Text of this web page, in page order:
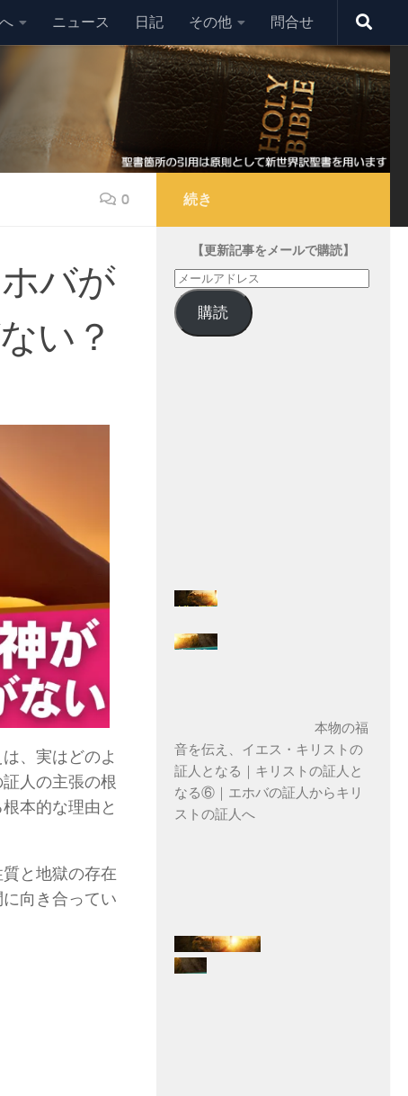
ニュース 日記 その他 問合せ
0
バが
い？
、実はどのよ
人の主張の根
本的な理由と
と地獄の存在
向き合ってい
続き
【更新記事をメールで購読】
メ
ー
ル
購読
本物の福
音を伝え、イエス・キリストの
証人となる｜キリストの証人と
なる⑥｜エホバの証人からキリ
ストの証人へ